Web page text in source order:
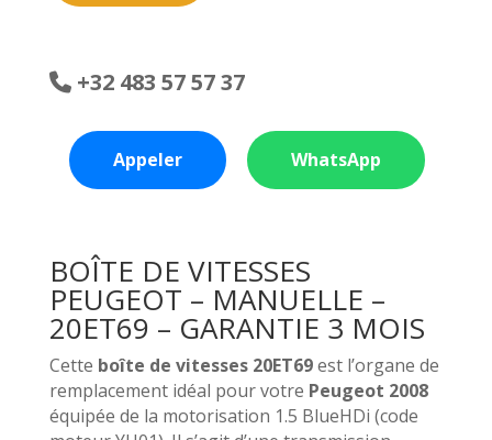
+32 483 57 57 37
Appeler WhatsApp
BOÎTE DE VITESSES
PEUGEOT – MANUELLE –
20ET69 – GARANTIE 3 MOIS
Cette boîte de vitesses 20ET69est l’organe de
remplacement idéal pour votre Peugeot 2008
équipée de la motorisation 1.5 BlueHDi (code